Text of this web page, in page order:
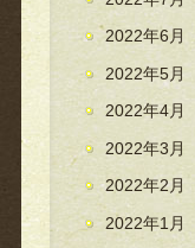
2022年6月
2022年5月
2022年4月
2022年3月
2022年2月
2022年1月